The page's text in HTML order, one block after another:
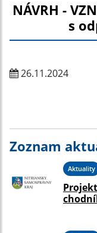
NÁVRH -
s
26.11.2024
Zoznam
Aktuality